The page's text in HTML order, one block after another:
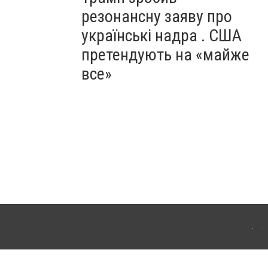
резонансну заяву про
українські надра . США
претендують на «майже
все»